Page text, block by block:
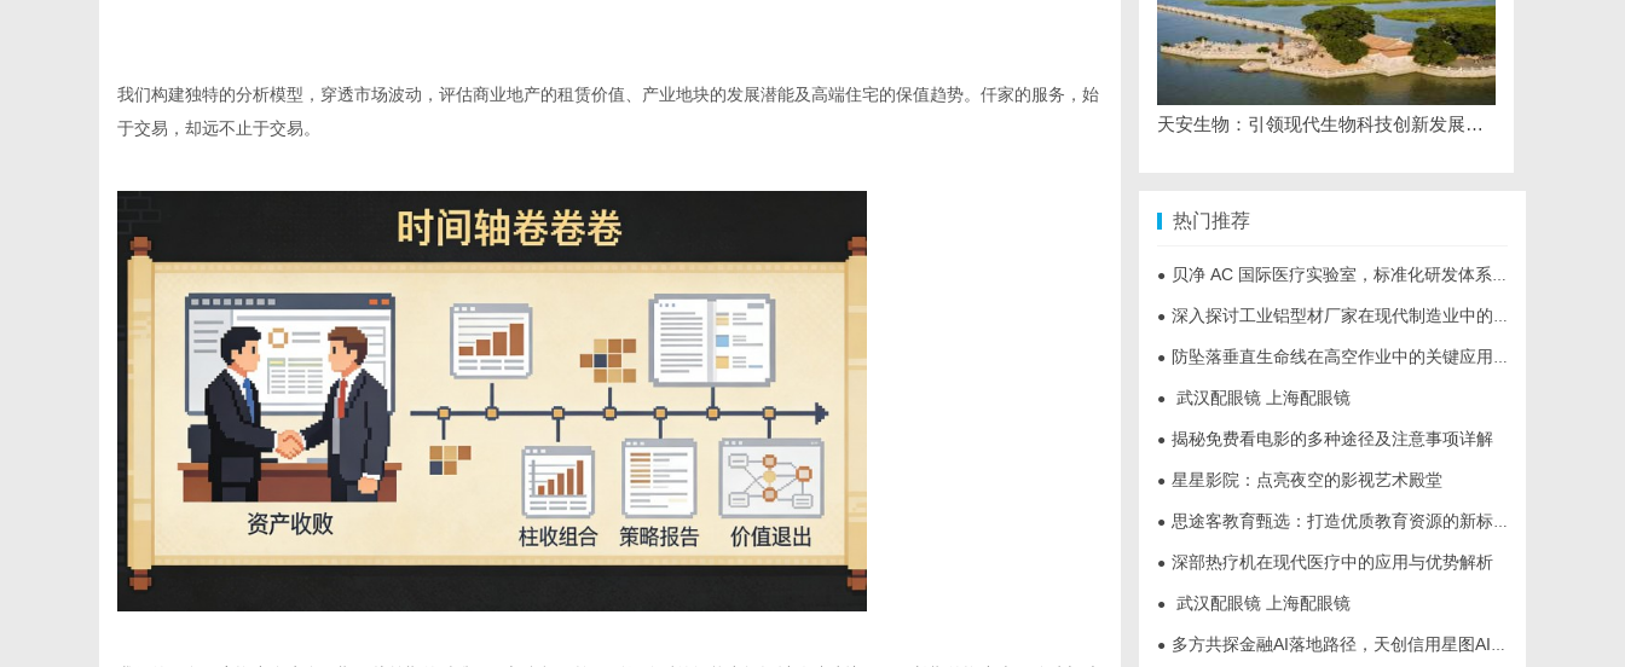
我们构建独特的分析模型，穿透市场波动，评估商业地产的租赁价值、产业地块的发展潜能及高端住宅的保值趋势。仟家的服务，始
于交易，却远不止于交易。
天安生物：引领现代生物科技创新发展的先锋企业
热门推荐
● 贝净 AC 国际医疗实验室，标准化研发体系全解析
● 深入探讨工业铝型材厂家在现代制造业中的重要角色与发展趋势
● 防坠落垂直生命线在高空作业中的关键应用与安全保障
● 武汉配眼镜 上海配眼镜
● 揭秘免费看电影的多种途径及注意事项详解
● 星星影院：点亮夜空的影视艺术殿堂
● 思途客教育甄选：打造优质教育资源的新标杆
● 深部热疗机在现代医疗中的应用与优势解析
● 武汉配眼镜 上海配眼镜
● 多方共探金融AI落地路径，天创信用星图AI助力产业金融智能升级